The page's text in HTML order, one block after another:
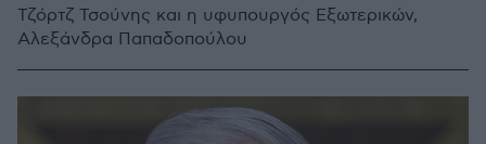
Τζόρτζ Τσούνης και η υφυπουργός Εξωτερικών,
Αλεξάνδρα Παπαδοπούλου